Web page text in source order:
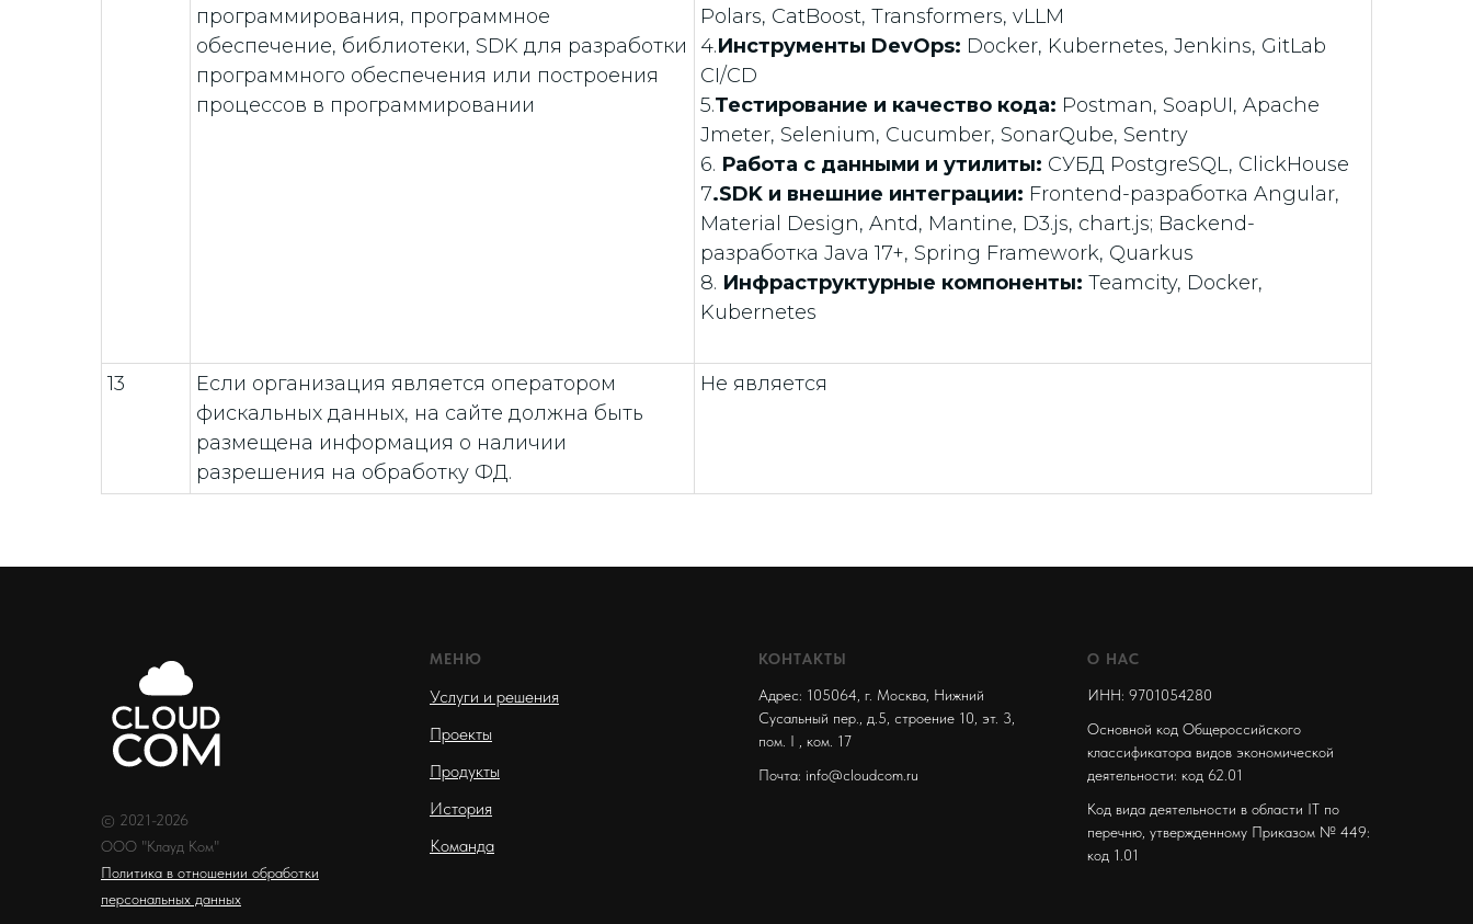
программирования, программное
обеспечение, библиотеки, SDK для разработки
программного обеспечения или построения
процессов в программировании
Polars, CatBoost, Transformers, vLLM
4.Инструменты DevOps: Docker, Kubernetes, Jenkins, GitLab
CI/CD
5.Тестирование и качество кода: Postman, SoapUI, Apache
Jmeter, Selenium, Cucumber, SonarQube, Sentry
6. Работа с данными и утилиты: СУБД PostgreSQL, ClickHouse
7.SDK и внешние интеграции: Frontend-разработка Angular,
Material Design, Antd, Mantine, D3.js, chart.js; Backend-
разработка Java 17+, Spring Framework, Quarkus
8. Инфраструктурные компоненты: Teamcity, Docker,
Kubernetes
13
Если организация является оператором
фискальных данных, на сайте должна быть
размещена информация о наличии
разрешения на обработку ФД.
Не является
© 2021-2026
ООО "Клауд Ком"
Политика в отношении обработки
персональных данных
МЕНЮ
Услуги и решения
Проекты
Продукты
История
Команда
КОНТАКТЫ
Адрес: 105064, г. Москва, Нижний
Сусальный пер., д.5, строение 10, эт. 3,
пом. I , ком. 17
Почта: info@cloudcom.ru
О НАС
ИНН: 9701054280
Основной код Общероссийского
классификатора видов экономической
деятельности: код 62.01
Код вида деятельности в области IT по
перечню, утвержденному Приказом № 449:
код 1.01